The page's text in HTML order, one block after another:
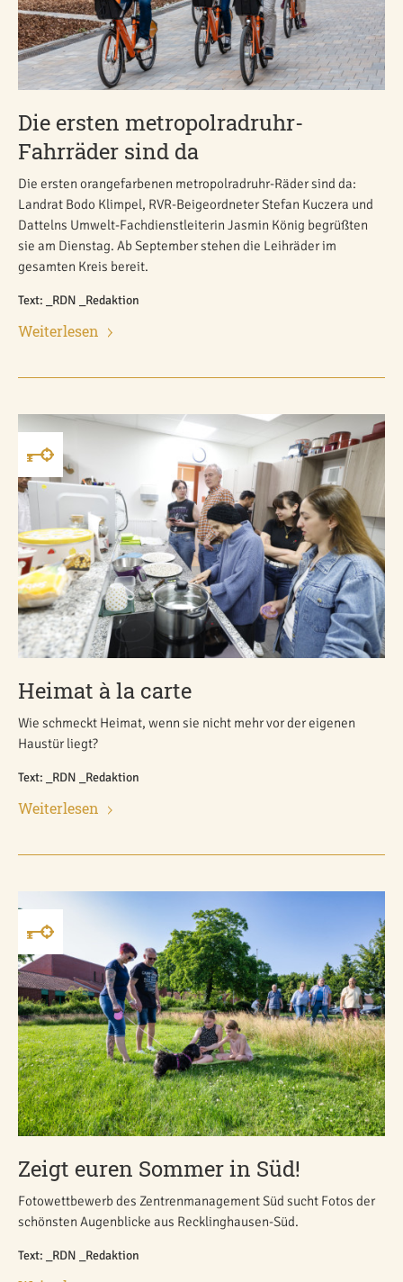
Die ersten metropolradruhr-
Fahrräder sind da
Die ersten orangefarbenen metropolradruhr-Räder sind da:
Landrat Bodo Klimpel, RVR-Beigeordneter Stefan Kuczera und
Dattelns Umwelt-Fachdienstleiterin Jasmin König begrüßten
sie am Dienstag. Ab September stehen die Leihräder im
gesamten Kreis bereit.
Text: _RDN _Redaktion
Weiterlesen
Heimat à la carte
Wie schmeckt Heimat, wenn sie nicht mehr vor der eigenen
Haustür liegt?
Text: _RDN _Redaktion
Weiterlesen
Zeigt euren Sommer in Süd!
Fotowettbewerb des Zentrenmanagement Süd sucht Fotos der
schönsten Augenblicke aus Recklinghausen-Süd.
Text: _RDN _Redaktion